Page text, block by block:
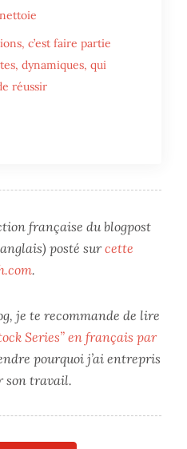
c’est faire partie
dynamiques, qui
réussir
française du blogpost
posté surcette
.
je te recommande de lire
Series” en français par
pourquoi j’ai entrepris
son travail.